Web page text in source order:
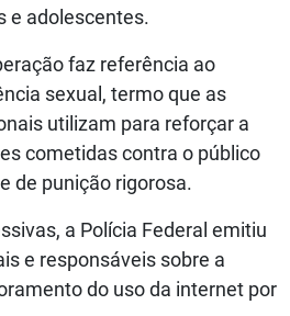
e adolescentes.
faz referência ao
sexual, termo que as
utilizam para reforçar a
cometidas contra o público
de punição rigorosa.
a Polícia Federal emitiu
e responsáveis sobre a
do uso da internet por